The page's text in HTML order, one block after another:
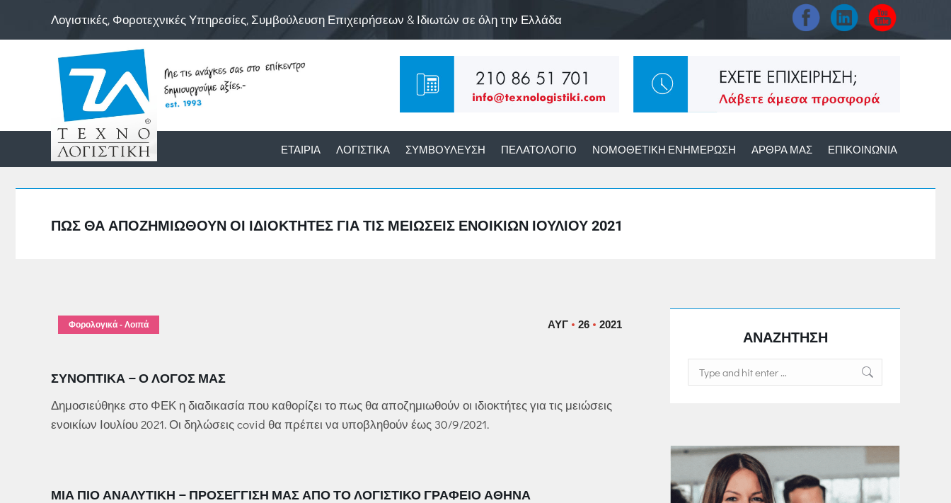
Λογιστικές, Φοροτεχνικές Υπηρεσίες, Συμβούλευση Επιχειρήσεων & Ιδιωτών σε όλη την Ελλάδα
ΕΤΑΙΡΊΑ ΛΟΓΙΣΤΙΚΆ ΣΥΜΒΟΎΛΕΥΣΗ ΠΕΛΑΤΟΛΌΓΙΟ ΝΟΜΟΘΕΤΙΚΉ ΕΝΗΜΈΡΩΣΗ ΆΡΘΡΑ ΜΑΣ ΕΠΙΚΟΙΝΩΝΊΑ
ΠΩΣ ΘΑ ΑΠΟΖΗΜΙΩΘΟΎΝ ΟΙ ΙΔΙΟΚΤΉΤΕΣ ΓΙΑ ΤΙΣ ΜΕΙΏΣΕΙΣ ΕΝΟΙΚΊΩΝ ΙΟΥΛΊΟΥ 2021
ΑΥΓ 26 2021
Φορολογικά - Λοιπά
ΣΥΝΟΠΤΙΚΆ – Ο ΛΌΓΟΣ ΜΑΣ
Δημοσιεύθηκε στο ΦΕΚ η διαδικασία που καθορίζει το πως θα αποζημιωθούν οι ιδιοκτήτες για τις μειώσεις
ενοικίων Ιουλίου 2021. Οι δηλώσεις covid θα πρέπει να υποβληθούν έως 30/9/2021.
ΜΙΑ ΠΙΟ ΑΝΑΛΥΤΙΚΉ – ΠΡΟΣΈΓΓΙΣΉ ΜΑΣ ΑΠΌ ΤΟ ΛΟΓΙΣΤΙΚΌ ΓΡΑΦΕΊΟ ΑΘΉΝΑ
ΑΝΑΖΗΤΗΣΗ
Search: